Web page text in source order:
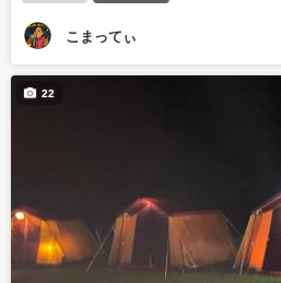
こまってぃ
22